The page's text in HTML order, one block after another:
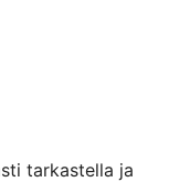
tarkastella ja